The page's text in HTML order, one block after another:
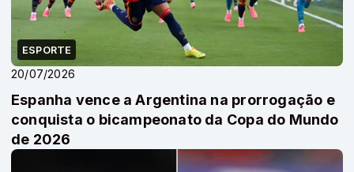
ESPORTE
20/07/2026
Espanha vence a Argentina na prorrogação e
conquista o bicampeonato da Copa do Mundo
de 2026